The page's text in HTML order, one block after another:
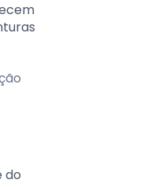
do